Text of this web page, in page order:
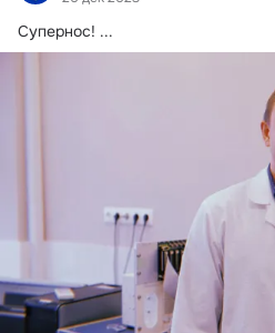
Супернос! ...